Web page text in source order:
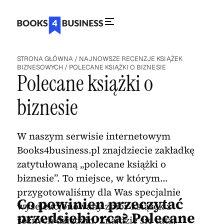
STRONA GŁÓWNA / NAJNOWSZE RECENZJE KSIĄŻEK
BIZNESOWYCH / POLECANE KSIĄŻKI O BIZNESIE
Polecane książki o
biznesie
W naszym serwisie internetowym
Books4business.pl znajdziecie zakładkę
zatytułowaną „polecane książki o
biznesie”. To miejsce, w którym
przygotowaliśmy dla Was specjalnie
wyselekcjonowany zbiór książek z
różnych dziedzin. Znajdzie się tutaj
Co powinien przeczytać
przedsiębiorca? Polecane